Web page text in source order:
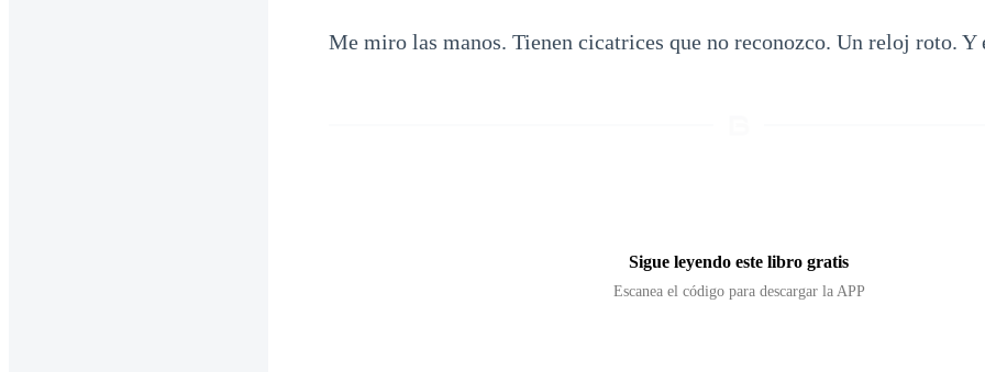
Me miro las manos. Tienen cicatrices que no reconozco. Un reloj roto. Y
Sigue leyendo este libro gratis
Escanea el código para descargar la APP